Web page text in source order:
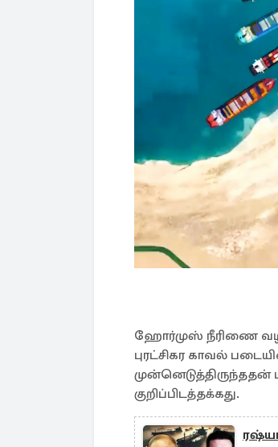
ஹோர்முஸ் நீரிணை
புரட்சிகர காவல்
குறிப்பிடத்தக்கது.